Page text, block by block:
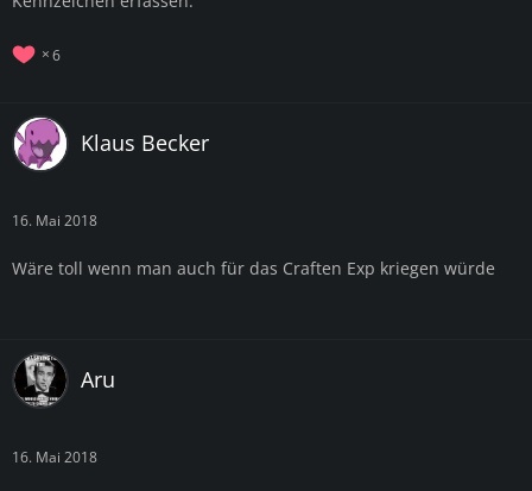
6
Klaus Becker
16. Mai 2018
Wäre toll wenn man auch für das Craften Exp kriegen würde
Aru
16. Mai 2018